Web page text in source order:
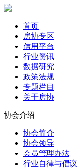
首页
房协专区
信用平台
行业资讯
数据研究
政策法规
专题栏目
关于房协
协会介绍
协会简介
协会领导
会员管理办法
行业自律与倡议